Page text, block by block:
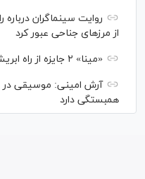
روایت سینماگران
از مرزهای جناحی عبور کرد
«مینا» ۲ جایزه از راه ابریشم گرفت
آرش امینی: موسیقی
همبستگی دارد